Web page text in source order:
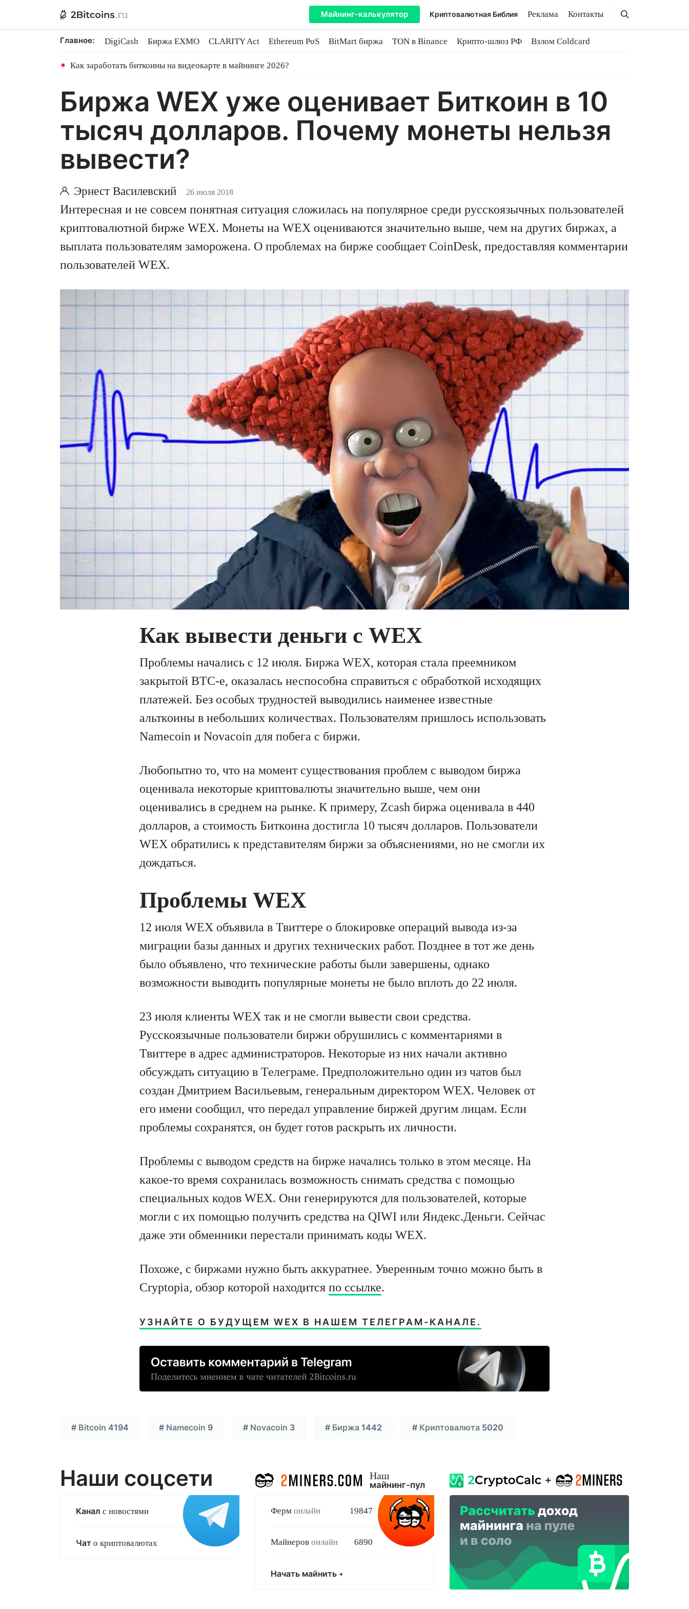
Майнинг-калькулятор Криптовалютная Библия Реклама Контакты Поиск
Поиск
Главное: DigiCash Биржа EXMO CLARITY Act Ethereum PoS BitMart биржа TON в Binance Крипто-шлюз РФ
Взлом Coldcard
Как заработать биткоины на видеокарте в майнинге 2026?
Биржа WEX уже оценивает Биткоин в 10
тысяч долларов. Почему монеты нельзя
вывести?
Эрнест Василевский 26 июля 2018
Интересная и не совсем понятная ситуация сложилась на популярное среди русскоязычных пользователей
криптовалютной бирже WEX. Монеты на WEX оцениваются значительно выше, чем на других биржах, а
выплата пользователям заморожена. О проблемах на бирже сообщает CoinDesk, предоставляя комментарии
пользователей WEX.
Как вывести деньги с WEX
Проблемы начались с 12 июля. Биржа WEX, которая стала преемником
закрытой BTC-e, оказалась неспособна справиться с обработкой исходящих
платежей. Без особых трудностей выводились наименее известные
альткоины в небольших количествах. Пользователям пришлось использовать
Namecoin и Novacoin для побега с биржи.
Любопытно то, что на момент существования проблем с выводом биржа
оценивала некоторые криптовалюты значительно выше, чем они
оценивались в среднем на рынке. К примеру, Zcash биржа оценивала в 440
долларов, а стоимость Биткоина достигла 10 тысяч долларов. Пользователи
WEX обратились к представителям биржи за объяснениями, но не смогли их
дождаться.
Проблемы WEX
12 июля WEX объявила в Твиттере о блокировке операций вывода из-за
миграции базы данных и других технических работ. Позднее в тот же день
было объявлено, что технические работы были завершены, однако
возможности выводить популярные монеты не было вплоть до 22 июля.
23 июля клиенты WEX так и не смогли вывести свои средства.
Русскоязычные пользователи биржи обрушились с комментариями в
Твиттере в адрес администраторов. Некоторые из них начали активно
обсуждать ситуацию в Телеграме. Предположительно один из чатов был
создан Дмитрием Васильевым, генеральным директором WEX. Человек от
его имени сообщил, что передал управление биржей другим лицам. Если
проблемы сохранятся, он будет готов раскрыть их личности.
Проблемы с выводом средств на бирже начались только в этом месяце. На
какое-то время сохранилась возможность снимать средства с помощью
специальных кодов WEX. Они генерируются для пользователей, которые
могли с их помощью получить средства на QIWI или Яндекс.Деньги. Сейчас
даже эти обменники перестали принимать коды WEX.
Похоже, с биржами нужно быть аккуратнее. Уверенным точно можно быть в
Cryptopia, обзор которой находится по ссылке.
УЗНАЙТЕ О БУДУЩЕМ WEX В НАШЕМ ТЕЛЕГРАМ-КАНАЛЕ.
# Bitcoin 4194 # Namecoin 9 # Novacoin 3 # Биржа 1442 # Криптовалюта 5020
Наши соцсети
Канал с новостями
Чат о криптовалютах
Наш
майнинг-пул
Ферм онлайн 19847
Майнеров онлайн 6890
Начать майнить